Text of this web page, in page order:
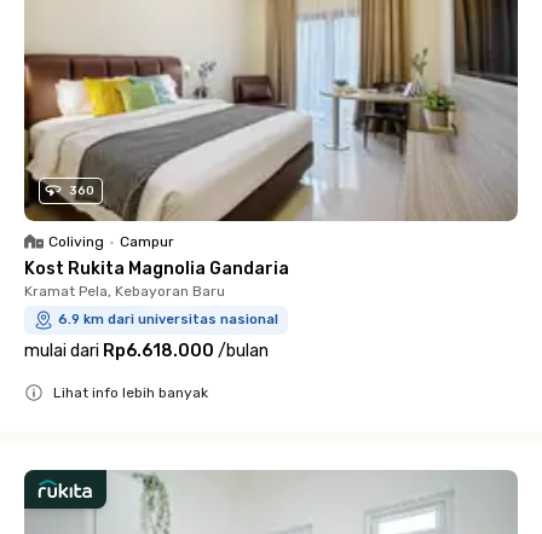
360
Coliving • Campur
Kost Rukita Magnolia Gandaria
Kramat Pela, Kebayoran Baru
6.9 km dari universitas nasional
mulai dari Rp6.618.000 /bulan
Lihat info lebih banyak